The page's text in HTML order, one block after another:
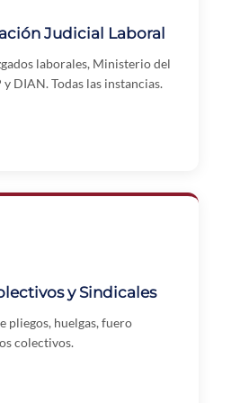
Judicial Laboral
laborales, Ministerio del
y DIAN. Todas las instancias.
y Sindicales
pliegos, huelgas, fuero
colectivos.